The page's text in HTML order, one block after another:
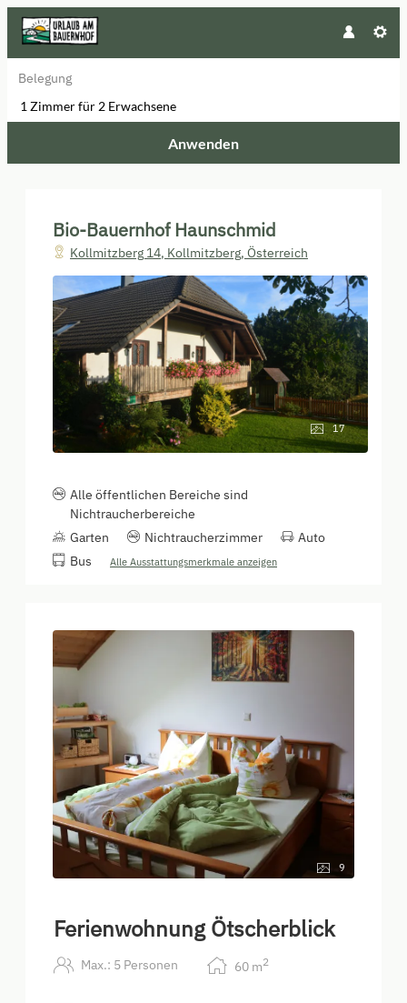
Belegung
1 Zimmerfür 2 Erwachsene
Anwenden
Bio-Bauernhof Haunschmid
Kollmitzberg 14, Kollmitzberg, Österreich
17
Alle öffentlichen Bereiche sind
Nichtraucherbereiche
Garten
Nichtraucherzimmer
Auto
Bus
Alle Ausstattungsmerkmale anzeigen
9
Ferienwohnung Ötscherblick
Max.: 5 Personen 60 m2